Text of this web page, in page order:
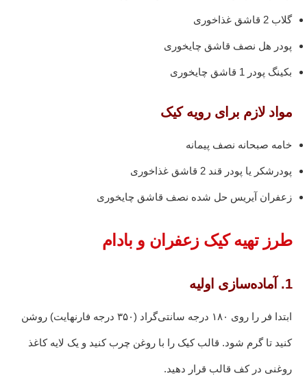
گلاب 2 قاشق غذاخوری
پودر هل نصف قاشق چایخوری
بکینگ پودر 1 قاشق چایخوری
مواد لازم برای رویه کیک
خامه صبحانه نصف پیمانه
پودرشکر یا پودر قند 2 قاشق غذاخوری
زعفران آیریس حل شده نصف قاشق چایخوری
طرز تهیه کیک زعفران و بادام
1. آماده‌سازی اولیه
ابتدا فر را روی ۱۸۰ درجه سانتی‌گراد (۳۵۰ درجه فارنهایت) روشن
کنید تا گرم شود. قالب کیک را با روغن چرب کنید و یک لایه کاغذ
روغنی در کف قالب قرار دهید.